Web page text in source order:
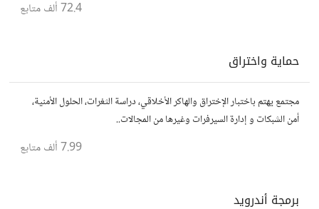
72.4 ألف متابع
حماية واختراق
مجتمع يهتم باختبار الإختراق والهاكر الأخلاقي، دراسة الثغرات، الحلول الأمنية،
أمن الشبكات و إدارة السيرفرات وغيرها من المجالات..
7.99 ألف متابع
برمجة أندرويد